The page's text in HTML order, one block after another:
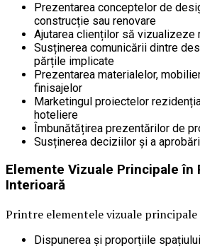
Prezentarea conceptelor de
construcție sau renovare
Ajutarea clienților să vizualizeze
Susținerea comunicării dintre
părțile implicate
Prezentarea materialelor,
finisajelor
Marketingul proiectelor
hoteliere
Îmbunătățirea prezentărilor de
Susținerea deciziilor și a
Elemente Vizuale Principale în
Interioară
Printre elementele vizuale principale
Dispunerea și proporțiile spațiului